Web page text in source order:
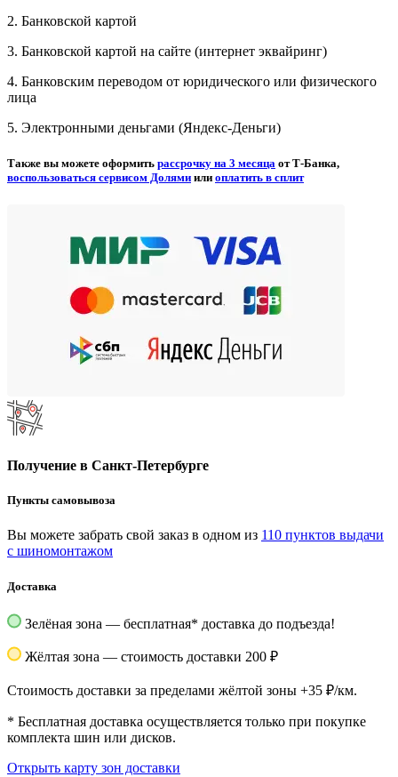
2. Банковской картой
3. Банковской картой на сайте (интернет эквайринг)
4. Банковским переводом от юридического или физического
лица
5. Электронными деньгами (Яндекс-Деньги)
Также вы можете оформить рассрочку на 3 месяца от Т-Банка,
воспользоваться сервисом Долями или оплатить в сплит
Получение в Санкт-Петербурге
Пункты самовывоза
Вы можете забрать свой заказ в одном из 110 пунктов выдачи
с шиномонтажом
Доставка
Зелёная зона — бесплатная* доставка до подъезда!
Жёлтая зона — стоимость доставки 200 ₽
Стоимость доставки за пределами жёлтой зоны +35 ₽/км.
* Бесплатная доставка осуществляется только при покупке
комплекта шин или дисков.
Открыть карту зон доставки